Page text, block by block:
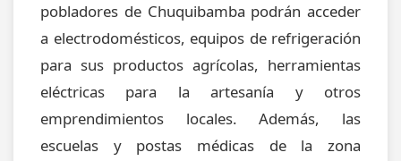
pobladores de Chuquibamba podrán acceder
a electrodomésticos, equipos de refrigeración
para sus productos agrícolas, herramientas
eléctricas para la artesanía y otros
emprendimientos locales. Además, las
escuelas y postas médicas de la zona